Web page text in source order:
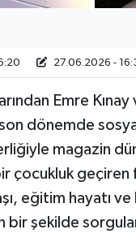
27.06.2026 -
Emre
dönemde
magazin
çocukluk
eğitim hayatı
bir şekilde